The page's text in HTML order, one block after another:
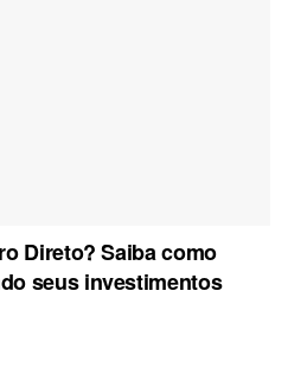
Direto? Saiba como
seus investimentos